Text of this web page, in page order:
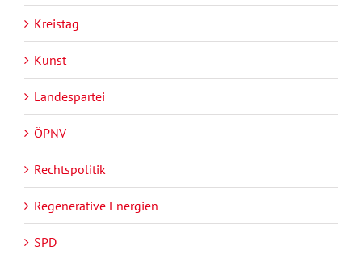
Kreistag
Kunst
Landespartei
ÖPNV
Rechtspolitik
Regenerative Energien
SPD